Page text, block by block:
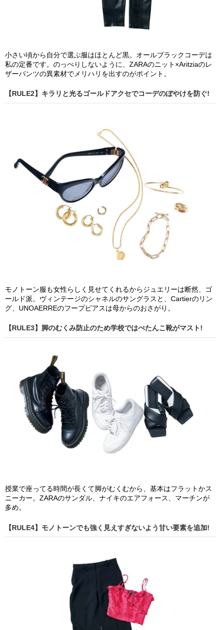
小さい頃から自分で選ぶ服はほとんど黒。オールブラックコーデは
私の定番です。のっぺりしないように、ZARAのニット×Aritziaのレ
ザーパンツの異素材でメリハリを出すのがポイント。
【RULE2】キラリと光るゴールドアクセでコーデのぼやけを防ぐ!
モノトーン服も女性らしく見せてくれるからジュエリーは断然、ゴ
ールド派。ヴィンテージのシャネルのサングラスと、Cartierのリン
グ、UNOAERREのフープピアスは母からのおさがり。
【RULE3】脚のむくみ防止のため学校ではぺたんこ靴がマスト!
授業で座ってる時間が長くて脚がむくむから、基本はフラットかス
ニーカー。ZARAのサンダル、ナイキのエアフォース、マーチンが
多め。
【RULE4】モノトーンでも強く見えすぎないよう甘い要素を追加!